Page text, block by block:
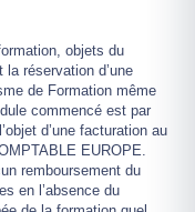
objets du
réservation d’une
de Formation même
commencé est par
d’une facturation au
EUROPE.
remboursement du
en l’absence du